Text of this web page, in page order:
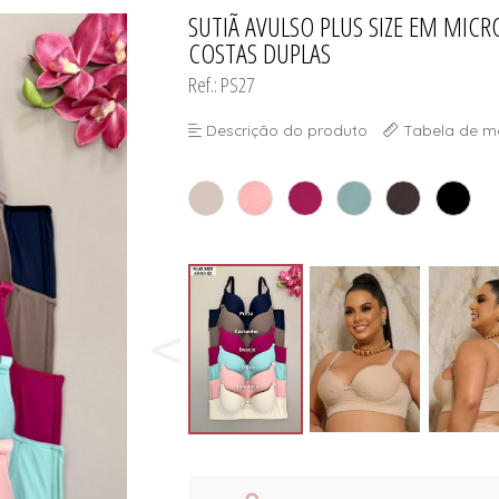
TODOS DE MODA
TODOS DE
TODOS DE
TODOS DE
SUTIÃ AVULSO PLUS SIZE EM
COSTAS DUPLAS
Ref.: PS27
Descrição do produto Tabela de